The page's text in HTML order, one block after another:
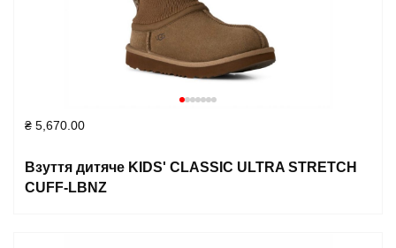
₴ 5,670.00
Взуття дитяче KIDS' CLASSIC ULTRA STRETCH
CUFF-LBNZ